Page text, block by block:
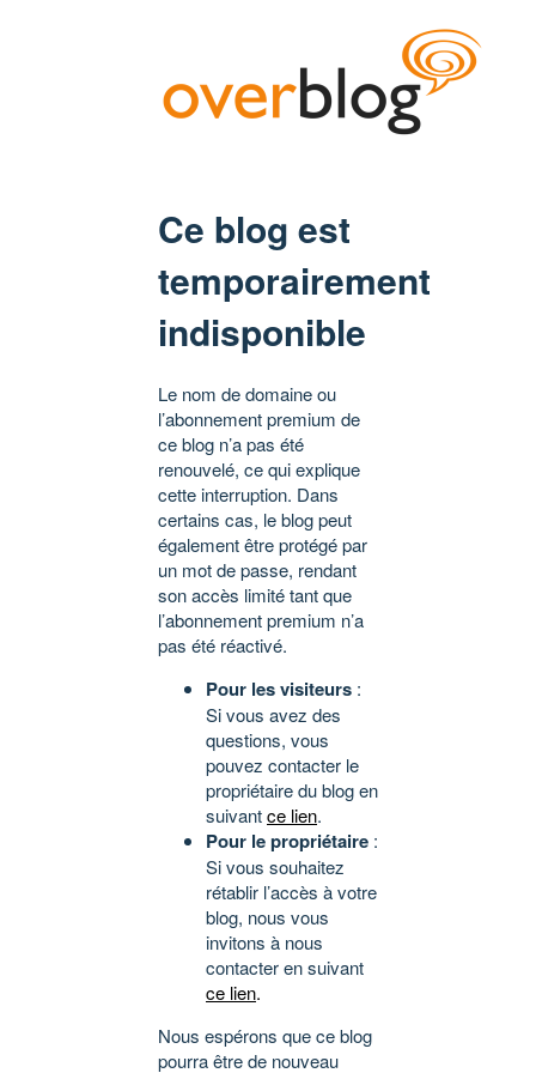
Ce blog est
temporairement
indisponible
Le nom de domaine ou
l’abonnement premium de
ce blog n’a pas été
renouvelé, ce qui explique
cette interruption. Dans
certains cas, le blog peut
également être protégé par
un mot de passe, rendant
son accès limité tant que
l’abonnement premium n’a
pas été réactivé.
Pour les visiteurs :
Si vous avez des
questions, vous
pouvez contacter le
propriétaire du blog en
suivantce lien.
Pour le propriétaire :
Si vous souhaitez
rétablir l’accès à votre
blog, nous vous
invitons à nous
contacter en suivant
ce lien.
Nous espérons que ce blog
pourra être de nouveau